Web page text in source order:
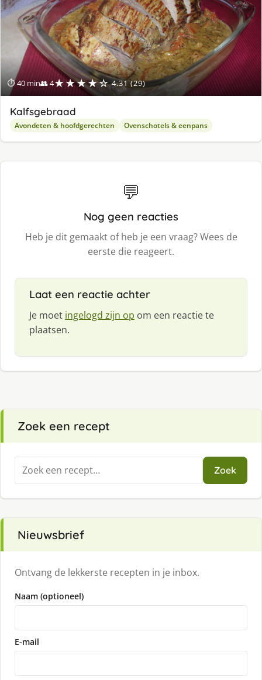
⏱ 40 min👥 4★★★★☆ 4.31 (29)
Kalfsgebraad
Avondeten & hoofdgerechten Ovenschotels & eenpans
💬
Nog geen reacties
Heb je dit gemaakt of heb je een vraag? Wees de
eerste die reageert.
Laat een reactie achter
Je moet ingelogd zijn op om een reactie te
plaatsen.
Zoek een recept
Zoeken
naar:
Zoek
Nieuwsbrief
Ontvang de lekkerste recepten in je inbox.
Naam (optioneel)
E-mail